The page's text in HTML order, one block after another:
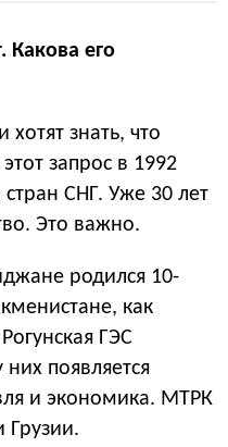
Какова его
знать, что
запрос в 1992
СНГ. Уже 30 лет
Это важно.
родился 10-
как
ГЭС
появляется
и экономика. МТРК